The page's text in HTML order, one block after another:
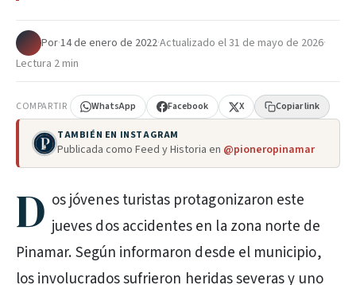
Por·14 de enero de 2022·Actualizado el31 de mayo de 2026·
Lectura 2 min
COMPARTIR WhatsApp Facebook X Copiar link
TAMBIÉN EN INSTAGRAM
Publicada como Feed y Historia en @pioneropinamar
D os jóvenes turistas protagonizaron este
jueves dos accidentes en la zona norte de
Pinamar. Según informaron desde el municipio,
los involucrados sufrieron heridas severas y uno